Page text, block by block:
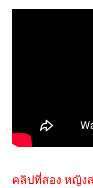
คลิปที่สอง หญิง